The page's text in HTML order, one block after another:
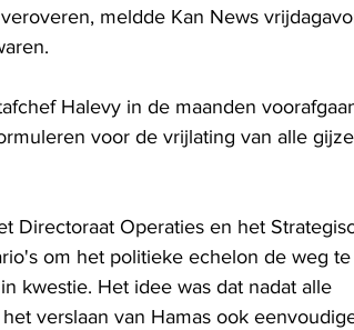
meldde Kan News
Halevy in de maanden
voor de vrijlating van alle
Directoraat Operaties en het
om het politieke echelon de weg
kwestie. Het idee was dat nadat alle
verslaan van Hamas ook